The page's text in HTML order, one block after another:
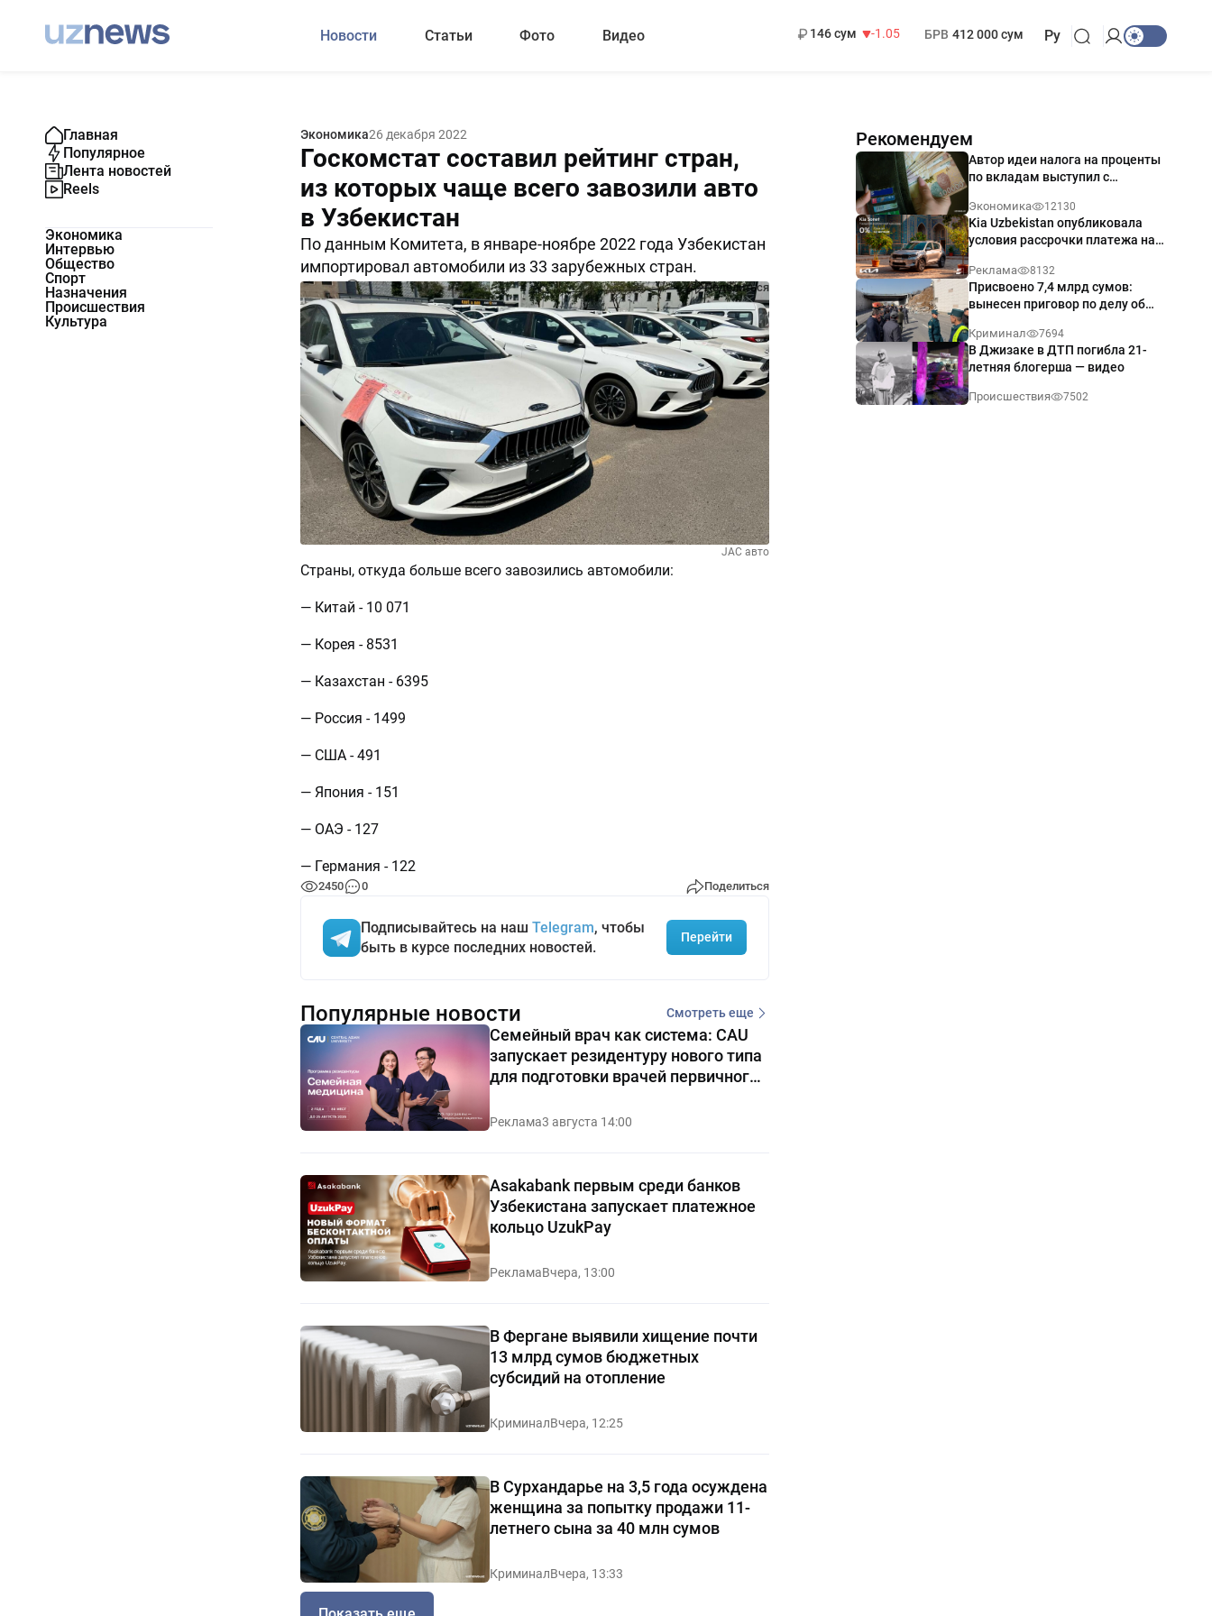
Новости Статьи Фото Видео
146 сум
-1.05
БРВ 412 000 сум Ру
Главная
Популярное
Лента новостей
Reels
Экономика
Интервью
Общество
Спорт
Назначения
Происшествия
Культура
Экономика26 декабря 2022
Госкомстат составил рейтинг стран,
из которых чаще всего завозили авто
в Узбекистан
По данным Комитета, в январе-ноябре 2022 года Узбекистан
импортировал автомобили из 33 зарубежных стран.
2450 0 Поделиться
JAC авто
Страны, откуда больше всего завозились автомобили:
— Китай - 10 071
— Корея - 8531
— Казахстан - 6395
— Россия - 1499
— США - 491
— Япония - 151
— ОАЭ - 127
— Германия - 122
2450 0 Поделиться
Подписывайтесь на наш Telegram, чтобы
быть в курсе последних новостей.
Перейти
Рекомендуем
Автор идеи налога на проценты
по вкладам выступил с
Экономика 12130
Kia Uzbekistan опубликовала
условия рассрочки платежа на
годовых
Реклама 8132
Присвоено 7,4 млрд сумов:
вынесен приговор по делу об
Ташкенте
Криминал 7694
В Джизаке в ДТП погибла 21-
летняя блогерша — видео
Происшествия 7502
Популярные новости Смотреть еще
Семейный врач как система: CAU
запускает резидентуру нового типа
для подготовки врачей первичного
звена
Реклама3 августа 14:00
Asakabank первым среди банков
Узбекистана запускает платежное
кольцо UzukPay
РекламаВчера, 13:00
В Фергане выявили хищение почти
13 млрд сумов бюджетных
субсидий на отопление
КриминалВчера, 12:25
В Сурхандарье на 3,5 года осуждена
женщина за попытку продажи 11-
летнего сына за 40 млн сумов
КриминалВчера, 13:33